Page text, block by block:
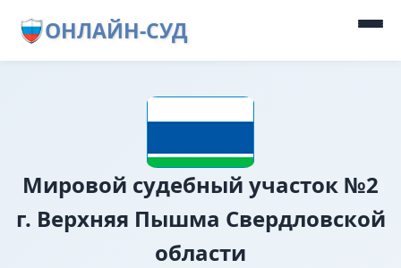
ОНЛАЙН-СУД
Мировой судебный участок №2
г. Верхняя Пышма Свердловской
области